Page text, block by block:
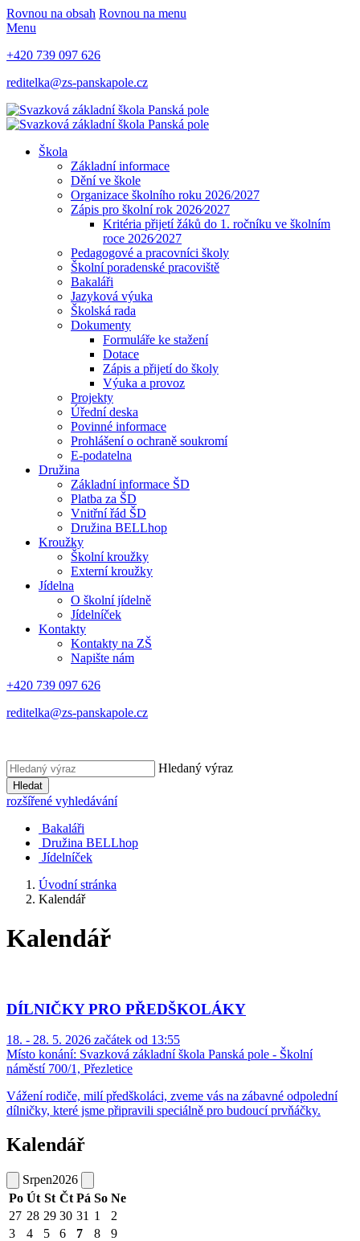
Rovnou na obsah Rovnou na menu
Menu
+420 739 097 626
reditelka@zs-panskapole.cz
Škola
Základní informace
Dění ve škole
Organizace školního roku 2026/2027
Zápis pro školní rok 2026⁄2027
Kritéria přijetí žáků do 1. ročníku ve školním
roce 2026⁄2027
Pedagogové a pracovníci školy
Školní poradenské pracoviště
Bakaláři
Jazyková výuka
Školská rada
Dokumenty
Formuláře ke stažení
Dotace
Zápis a přijetí do školy
Výuka a provoz
Projekty
Úřední deska
Povinné informace
Prohlášení o ochraně soukromí
E-podatelna
Družina
Základní informace ŠD
Platba za ŠD
Vnitřní řád ŠD
Družina BELLhop
Kroužky
Školní kroužky
Externí kroužky
Jídelna
O školní jídelně
Jídelníček
Kontakty
Kontakty na ZŠ
Napište nám
+420 739 097 626
reditelka@zs-panskapole.cz
Hledaný výraz
Hledat
rozšířené vyhledávání
Bakaláři
Družina BELLhop
Jídelníček
Úvodní stránka
Kalendář
Kalendář
DÍLNIČKY PRO PŘEDŠKOLÁKY
18. - 28. 5. 2026 začátek od 13:55
Místo konání: Svazková základní škola Panská pole - Školní
náměstí 700/1, Přezletice
Vážení rodiče, milí předškoláci, zveme vás na zábavné odpolední
dílničky, které jsme připravili speciálně pro budoucí prvňáčky.
Kalendář
Srpen2026
Po Út St Čt Pá So Ne
27 28 29 30 31 1
2
3
4 5 6 7 8
9